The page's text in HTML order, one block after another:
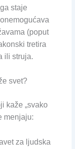
staje
(poput
tretira
ili struja.
svet?
kaže „svako
menjaju:
za ljudska